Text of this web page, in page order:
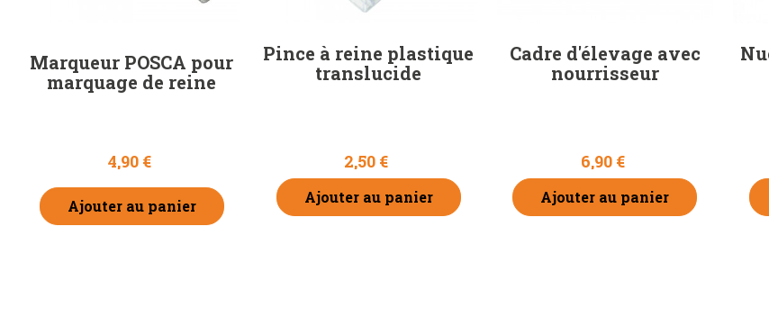
Marqueur POSCA pour
marquage de reine
4,90 €
Ajouter au panier
Pince à reine plastique
translucide
2,50 €
Ajouter au panier
Cadre d'élevage avec
nourrisseur
6,90 €
Ajouter au panier